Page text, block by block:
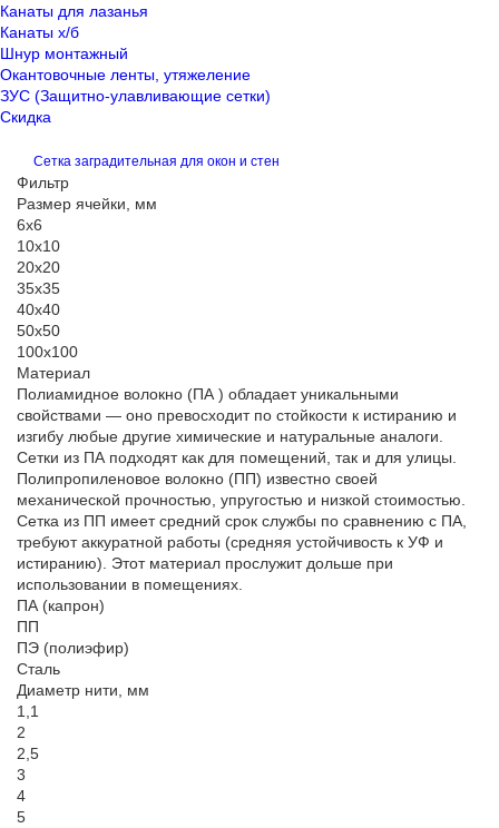
Канаты для лазанья
Канаты х/б
Шнур монтажный
Окантовочные ленты, утяжеление
ЗУС (Защитно-улавливающие сетки)
Скидка
Сетка заградительная для окон и стен
Фильтр
Размер ячейки, мм
6х6
10х10
20х20
35х35
40х40
50х50
100х100
Материал
Полиамидное волокно (ПА ) обладает уникальными
свойствами — оно превосходит по стойкости к истиранию и
изгибу любые другие химические и натуральные аналоги.
Сетки из ПА подходят как для помещений, так и для улицы.
Полипропиленовое волокно (ПП) известно своей
механической прочностью, упругостью и низкой стоимостью.
Сетка из ПП имеет средний срок службы по сравнению с ПА,
требуют аккуратной работы (средняя устойчивость к УФ и
истиранию). Этот материал прослужит дольше при
использовании в помещениях.
ПА (капрон)
ПП
ПЭ (полиэфир)
Сталь
Диаметр нити, мм
1,1
2
2,5
3
4
5